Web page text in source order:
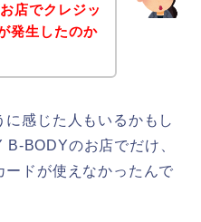
店でクレジッ
発生したのか
に感じた人もいるかもし
BODYのお店でだけ、
ドが使えなかったんで